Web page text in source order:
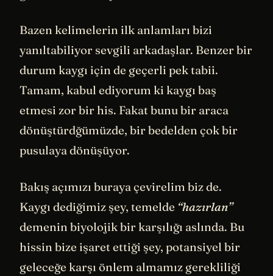
Bazen kelimelerin ilk anlamları bizi
yanıltabiliyor sevgili arkadaşlar. Benzer bir
durum kaygı için de geçerli pek tabii.
Tamam, kabul ediyorum ki kaygı baş
etmesi zor bir his. Fakat bunu bir araca
dönüştürdğümüzde, bir bedelden çok bir
pusulaya dönüşüyor.
Bakış açımızı buraya çevirelim biz de.
Kaygı dediğimiz şey, temelde “hazırlan”
demenin biyolojik bir karşılığı aslında. Bu
hissin bize işaret ettiği şey, potansiyel bir
geleceğe karşı önlem almamız gerekliliği